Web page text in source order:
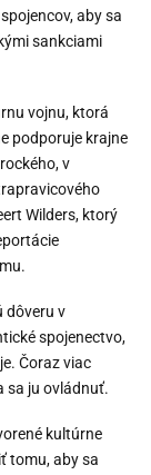
aby sa
sankciami
vojnu, ktorá
podporuje krajne
v
Wilders, ktorý
dôveru v
spojenectvo,
Čoraz viac
sa ju ovládnuť.
kultúrne
tomu, aby sa